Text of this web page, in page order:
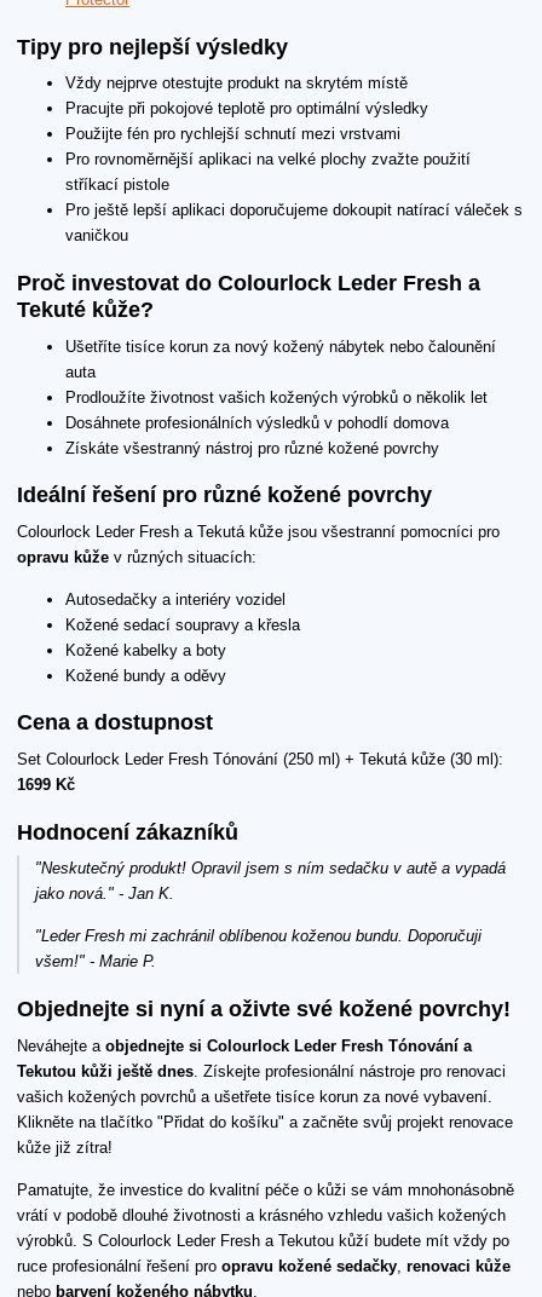
Tipy pro nejlepší výsledky
Vždy nejprve otestujte produkt na skrytém místě
Pracujte při pokojové teplotě pro optimální výsledky
Použijte fén pro rychlejší schnutí mezi vrstvami
Pro rovnoměrnější aplikaci na velké plochy zvažte použití
stříkací pistole
Pro ještě lepší aplikaci doporučujeme dokoupit natírací váleček s
vaničkou
Proč investovat do Colourlock Leder Fresh a
Tekuté kůže?
Ušetříte tisíce korun za nový kožený nábytek nebo čalounění
auta
Prodloužíte životnost vašich kožených výrobků o několik let
Dosáhnete profesionálních výsledků v pohodlí domova
Získáte všestranný nástroj pro různé kožené povrchy
Ideální řešení pro různé kožené povrchy
Colourlock Leder Fresh a Tekutá kůže jsou všestranní pomocníci pro
opravu kůže v různých situacích:
Autosedačky a interiéry vozidel
Kožené sedací soupravy a křesla
Kožené kabelky a boty
Kožené bundy a oděvy
Cena a dostupnost
Set Colourlock Leder Fresh Tónování (250 ml) + Tekutá kůže (30 ml):
1699 Kč
Hodnocení zákazníků
"Neskutečný produkt! Opravil jsem s ním sedačku v autě a vypadá
jako nová." - Jan K.
"Leder Fresh mi zachránil oblíbenou koženou bundu. Doporučuji
všem!" - Marie P.
Objednejte si nyní a oživte své kožené povrchy!
Neváhejte a objednejte si Colourlock Leder Fresh Tónování a
Tekutou kůži ještě dnes . Získejte profesionální nástroje pro renovaci
vašich kožených povrchů a ušetřete tisíce korun za nové vybavení.
Klikněte na tlačítko "Přidat do košíku" a začněte svůj projekt renovace
kůže již zítra!
Pamatujte, že investice do kvalitní péče o kůži se vám mnohonásobně
vrátí v podobě dlouhé životnosti a krásného vzhledu vašich kožených
výrobků. S Colourlock Leder Fresh a Tekutou kůží budete mít vždy po
ruce profesionální řešení pro opravu kožené sedačky renovaci kůže
nebo barvení koženého nábytku